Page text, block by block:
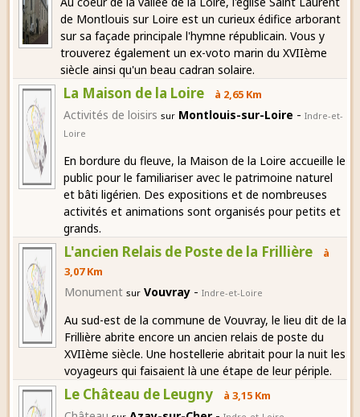
de Montlouis sur Loire est un curieux édifice arborant
sur sa façade principale l'hymne républicain. Vous y
trouverez également un ex-voto marin du XVIIème
siècle ainsi qu'un beau cadran solaire.
La Maison de la Loire à 2,65 Km
Activités de loisirs sur Montlouis-sur-Loire -Indre-et-
Loire
En bordure du fleuve, la Maison de la Loire accueille le
public pour le familiariser avec le patrimoine naturel
et bâti ligérien. Des expositions et de nombreuses
activités et animations sont organisés pour petits et
grands.
L'ancien Relais de Poste de la Frillière
à
3,07 Km
Monument sur Vouvray -Indre-et-Loire
Au sud-est de la commune de Vouvray, le lieu dit de la
Frillière abrite encore un ancien relais de poste du
XVIIème siècle. Une hostellerie abritait pour la nuit les
voyageurs qui faisaient là une étape de leur périple.
Le Château de Leugny à 3,15 Km